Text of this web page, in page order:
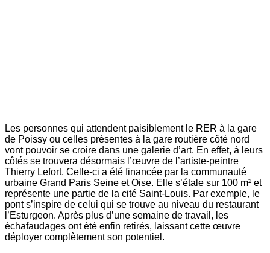
Les personnes qui attendent paisiblement le RER à la gare
de Poissy ou celles présentes à la gare routière côté nord
vont pouvoir se croire dans une galerie d’art. En effet, à leurs
côtés se trouvera désormais l’œuvre de l’artiste-peintre
Thierry Lefort. Celle-ci a été financée par la communauté
urbaine Grand Paris Seine et Oise. Elle s’étale sur 100 m² et
représente une partie de la cité Saint-Louis. Par exemple, le
pont s’inspire de celui qui se trouve au niveau du restaurant
l’Esturgeon. Après plus d’une semaine de travail, les
échafaudages ont été enfin retirés, laissant cette œuvre
déployer complètement son potentiel.